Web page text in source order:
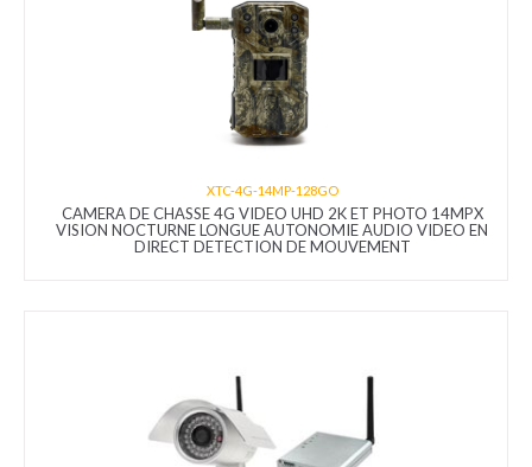
XTC-4G-14MP-128GO
CAMERA DE CHASSE 4G VIDEO UHD 2K ET PHOTO 14MPX
VISION NOCTURNE LONGUE AUTONOMIE AUDIO VIDEO EN
DIRECT DETECTION DE MOUVEMENT